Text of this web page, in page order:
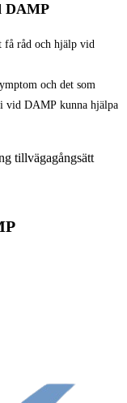
DAMP
få råd och hjälp vid
och det som
vid DAMP kunna hjälpa
tillvägagångsätt